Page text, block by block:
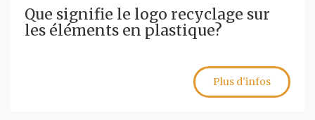
Que signifie le logo recyclage sur
les éléments en plastique?
Plus d'infos